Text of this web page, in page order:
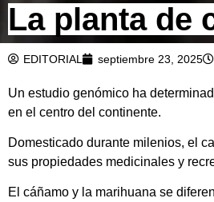
La planta de
EDITORIAL septiembre 23, 2025
Un estudio genómico ha
en el centro del continente.
Domesticado durante milenios, el
sus propiedades medicinales y
El cáñamo y la marihuana se